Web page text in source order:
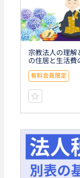
宗教法人の理解
の住居と生活費
有料会員限定